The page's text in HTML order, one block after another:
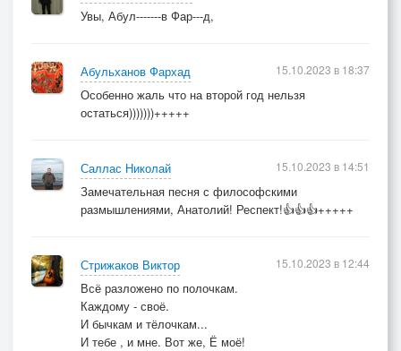
Увы, Абул-------в Фар---д,
Абульханов Фархад
Особенно жаль что на второй год нельзя
остаться)))))))+++++
15.10.2023 в 18:37
Саллас Николай
Замечательная песня с философскими
размышлениями, Анатолий! Респект!👍👍👍+++++
15.10.2023 в 14:51
Стрижаков Виктор
Всё разложено по полочкам.
Каждому - своё.
И бычкам и тёлочкам...
И тебе , и мне. Вот же, Ё моё!
15.10.2023 в 12:44